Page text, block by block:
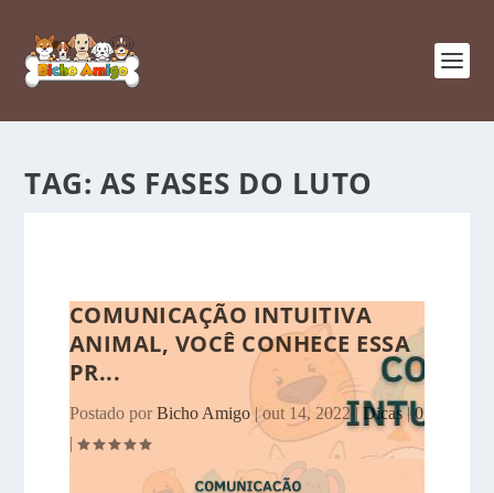
TAG: AS FASES DO LUTO
COMUNICAÇÃO INTUITIVA
ANIMAL, VOCÊ CONHECE ESSA
PR...
Postado porBicho Amigo| out 14, 2022 | Dicas|0
|